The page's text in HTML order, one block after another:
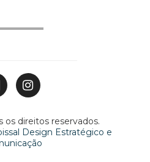
os direitos reservados.
Design Estratégico e